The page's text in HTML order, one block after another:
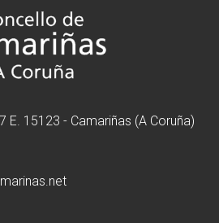
E. 15123 - Camariñas (A Coruña)